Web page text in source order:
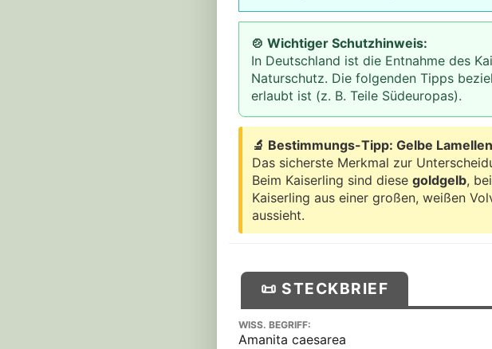
🍲 Wichtiger Schutzhinweis:
In Deutschland ist die Entnahme des
Naturschutz. Die folgenden Tipps
erlaubt ist (z. B. Teile Südeuropas).
🔬 Bestimmungs-Tipp: Gelbe Lamellen
Das sicherste Merkmal zur
Beim Kaiserling sind diese goldgelb,
Kaiserling aus einer großen, weißen
aussieht.
📜 STECKBRIEF
WISS. BEGRIFF:
Amanita caesarea